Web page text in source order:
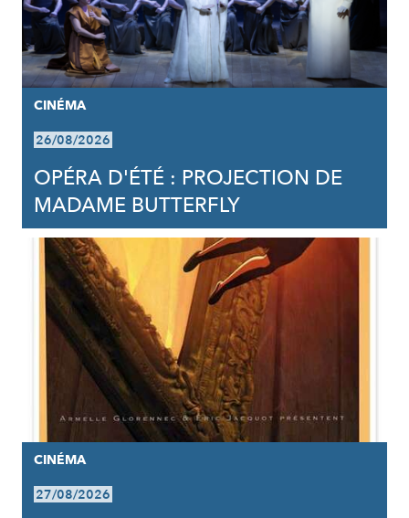
CINÉMA
26/08/2026
OPÉRA D'ÉTÉ : PROJECTION DE
MADAME BUTTERFLY
CINÉMA
27/08/2026